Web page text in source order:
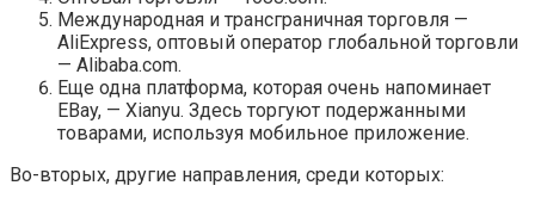
Международная и трансграничная торговля —
AliExpress, оптовый оператор глобальной торговли
— Alibaba.com.
Еще одна платформа, которая очень напоминает
EBay, — Xianyu. Здесь торгуют подержанными
товарами, используя мобильное приложение.
Во-вторых, другие направления, среди которых: